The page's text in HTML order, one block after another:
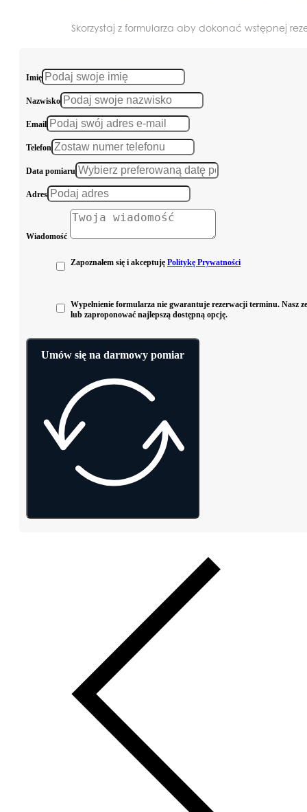
Skorzystaj z formularza aby dokonać wstępnej
Imię
Nazwisko
Email
Telefon
Data pomiaru
Adres
Wiadomość
Zapoznałem się i akceptuję Politykę Prywatności
Wypełnienie formularza nie gwarantuje rezerwacji terminu. Nasz
lub zaproponować najlepszą dostępną opcję.
Umów się na darmowy pomiar